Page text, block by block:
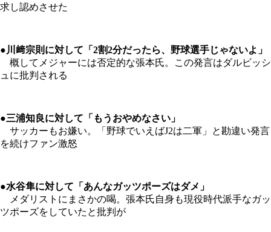
求し認めさせた
●川﨑宗則に対して「2割2分だったら、野球選手じゃないよ」
概してメジャーには否定的な張本氏。この発言はダルビッシ
ュに批判される
●三浦知良に対して「もうおやめなさい」
サッカーもお嫌い。「野球でいえばJ2は二軍」と勘違い発言
を続けファン激怒
●水谷隼に対して「あんなガッツポーズはダメ」
メダリストにまさかの喝。張本氏自身も現役時代派手なガッ
ツポーズをしていたと批判が